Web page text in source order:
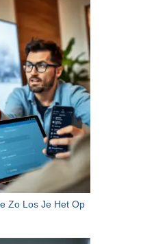
Zo Los Je Het Op